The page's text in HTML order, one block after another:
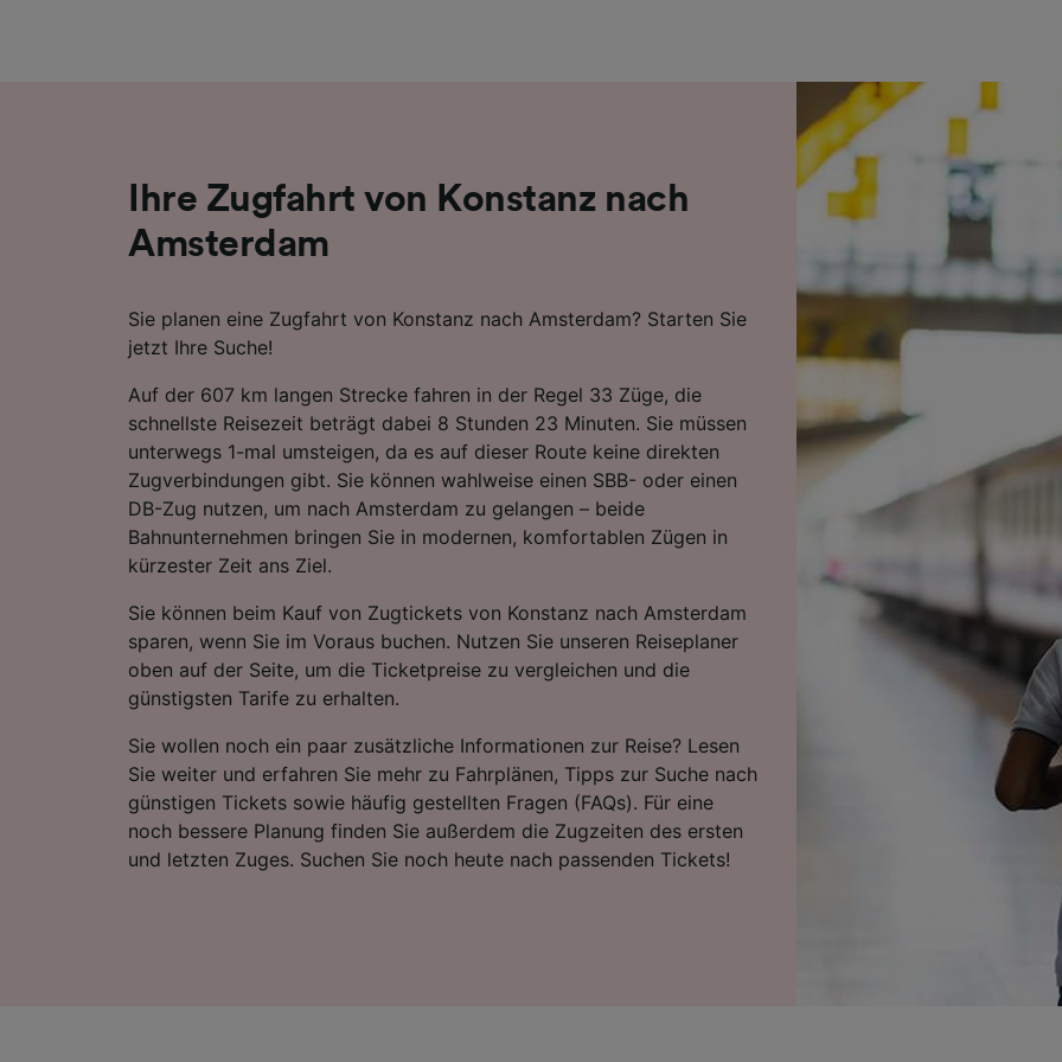
Ihre Zugfahrt von Konstanz nach
Amsterdam
Sie planen eine Zugfahrt von Konstanz nach Amsterdam? Starten Sie
jetzt Ihre Suche!
Auf der 607 km langen Strecke fahren in der Regel 33 Züge, die
schnellste Reisezeit beträgt dabei 8 Stunden 23 Minuten. Sie müssen
unterwegs 1-mal umsteigen, da es auf dieser Route keine direkten
Zugverbindungen gibt. Sie können wahlweise einen SBB- oder einen
DB-Zug nutzen, um nach Amsterdam zu gelangen – beide
Bahnunternehmen bringen Sie in modernen, komfortablen Zügen in
kürzester Zeit ans Ziel.
Sie können beim Kauf von Zugtickets von Konstanz nach Amsterdam
sparen, wenn Sie im Voraus buchen. Nutzen Sie unseren Reiseplaner
oben auf der Seite, um die Ticketpreise zu vergleichen und die
günstigsten Tarife zu erhalten.
Sie wollen noch ein paar zusätzliche Informationen zur Reise? Lesen
Sie weiter und erfahren Sie mehr zu Fahrplänen, Tipps zur Suche nach
günstigen Tickets sowie häufig gestellten Fragen (FAQs). Für eine
noch bessere Planung finden Sie außerdem die Zugzeiten des ersten
und letzten Zuges. Suchen Sie noch heute nach passenden Tickets!